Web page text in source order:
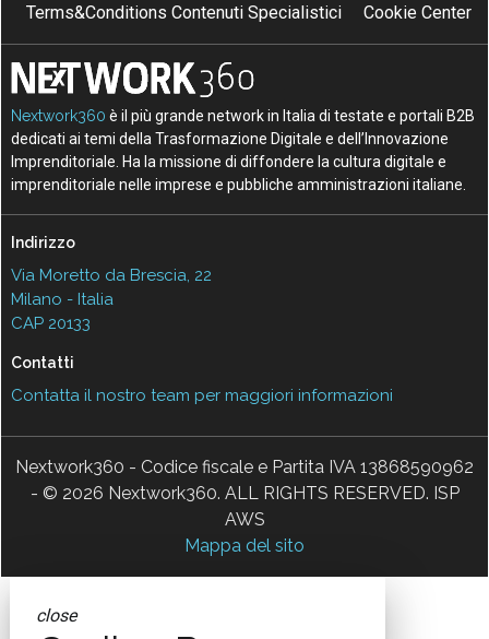
Terms&Conditions Contenuti Specialistici
Cookie Center
Nextwork360 è il più grande network in Italia di testate e portali B2B
dedicati ai temi della Trasformazione Digitale e dell’Innovazione
Imprenditoriale. Ha la missione di diffondere la cultura digitale e
imprenditoriale nelle imprese e pubbliche amministrazioni italiane.
Indirizzo
Via Moretto da Brescia, 22
Milano - Italia
CAP 20133
Contatti
Contatta il nostro team per maggiori informazioni
Nextwork360 - Codice fiscale e Partita IVA 13868590962
- © 2026 Nextwork360. ALL RIGHTS RESERVED. ISP
AWS
Mappa del sito
close